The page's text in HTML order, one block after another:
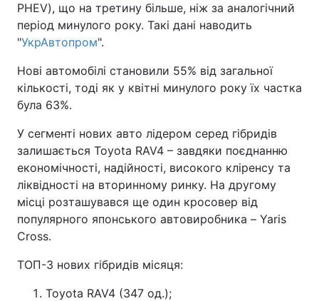
PHEV), що на третину більше, ніж за аналогічний
період минулого року. Такі дані наводить
"УкрАвтопром".
Нові автомобілі становили 55% від загальної
кількості, тоді як у квітні минулого року їх частка
була 63%.
У сегменті нових авто лідером серед гібридів
залишається Toyota RAV4 – завдяки поєднанню
економічності, надійності, високого кліренсу та
ліквідності на вторинному ринку. На другому
місці розташувався ще один кросовер від
популярного японського автовиробника – Yaris
Cross.
ТОП-3 нових гібридів місяця:
Toyota RAV4 (347 од.);